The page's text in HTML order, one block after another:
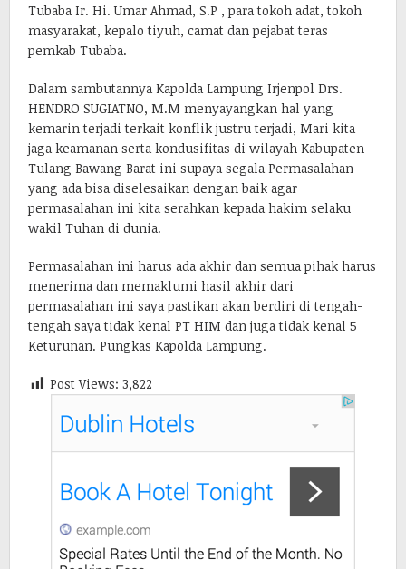
Tubaba Ir. Hi. Umar Ahmad, S.P , para tokoh adat, tokoh
masyarakat, kepalo tiyuh, camat dan pejabat teras
pemkab Tubaba.
Dalam sambutannya Kapolda Lampung Irjenpol Drs.
HENDRO SUGIATNO, M.M menyayangkan hal yang
kemarin terjadi terkait konflik justru terjadi, Mari kita
jaga keamanan serta kondusifitas di wilayah Kabupaten
Tulang Bawang Barat ini supaya segala Permasalahan
yang ada bisa diselesaikan dengan baik agar
permasalahan ini kita serahkan kepada hakim selaku
wakil Tuhan di dunia.
Permasalahan ini harus ada akhir dan semua pihak harus
menerima dan memaklumi hasil akhir dari
permasalahan ini saya pastikan akan berdiri di tengah-
tengah saya tidak kenal PT HIM dan juga tidak kenal 5
Keturunan. Pungkas Kapolda Lampung.
Post Views: 3,822